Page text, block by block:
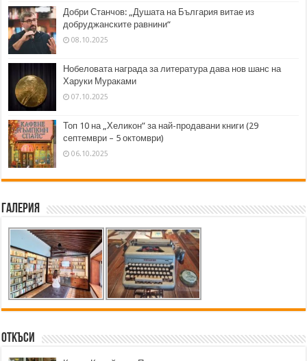
Добри Станчов: „Душата на България витае из
добруджанските равнини“
08.10.2025
Нобеловата награда за литература дава нов шанс на
Харуки Мураками
07.10.2025
Топ 10 на „Хеликон” за най-продавани книги (29
септември – 5 октомври)
06.10.2025
Галерия
Откъси